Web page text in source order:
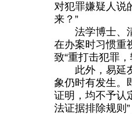
对犯罪嫌疑人说
来？”
法学博士、清
在办案时习惯重
致“重打击犯罪
此外，易延友
象仍时有发生。
证明，均不予认
法证据排除规则